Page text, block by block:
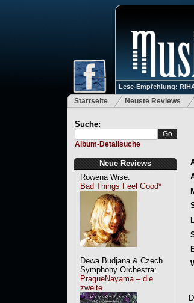
Lese-Empfehlung:
Startseite Neuste Reviews
Suche:
Album-Detailsuche
Neue Reviews
Rowena Wise:
Bad Things Feel Good*
Dewa Budjana & Czech
Symphony Orchestra:
PragueNayama – die
zweite